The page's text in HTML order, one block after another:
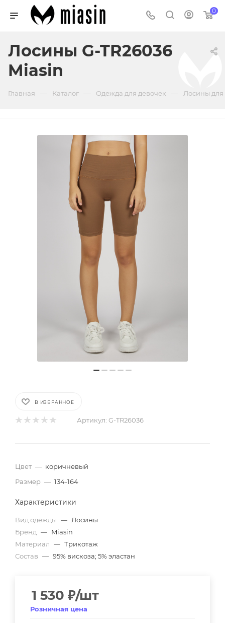
0
Лосины G-TR26036
Miasin
Главная Каталог Одежда для девочек Лосины для
В ИЗБРАННОЕ
Артикул: G-TR26036
Цвет — коричневый
Размер — 134-164
Характеристики
Вид одежды — Лосины
Бренд — Miasin
Материал — Трикотаж
Состав — 95% вискоза; 5% эластан
1 530 ₽/шт
Розничная цена